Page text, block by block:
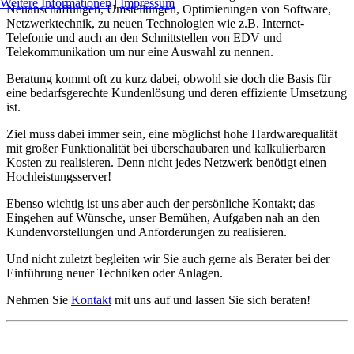
Neuanschaffungen, Umstellungen, Optimierungen von Software,
Netzwerktechnik, zu neuen Technologien wie z.B. Internet-
Telefonie und auch an den Schnittstellen von EDV und
Telekommunikation um nur eine Auswahl zu nennen.
Beratung kommt oft zu kurz dabei, obwohl sie doch die Basis für
eine bedarfsgerechte Kundenlösung und deren effiziente Umsetzung
ist.
Ziel muss dabei immer sein, eine möglichst hohe Hardwarequalität
mit großer Funktionalität bei überschaubaren und kalkulierbaren
Kosten zu realisieren. Denn nicht jedes Netzwerk benötigt einen
Hochleistungsserver!
Ebenso wichtig ist uns aber auch der persönliche Kontakt; das
Eingehen auf Wünsche, unser Bemühen, Aufgaben nah an den
Kundenvorstellungen und Anforderungen zu realisieren.
Und nicht zuletzt begleiten wir Sie auch gerne als Berater bei der
Einführung neuer Techniken oder Anlagen.
Nehmen Sie Kontakt mit uns auf und lassen Sie sich beraten!